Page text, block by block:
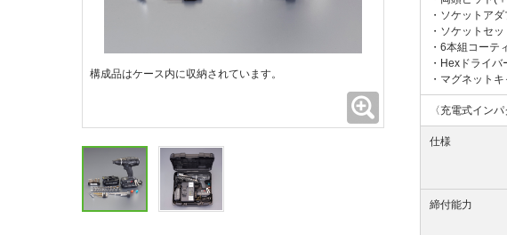
・ソケットア
・ソケットセ
・6本組コーテ
・Hexドライ
・マグネット
〈充電式イン
仕様
締付能力
構成品はケース内に収納されています。